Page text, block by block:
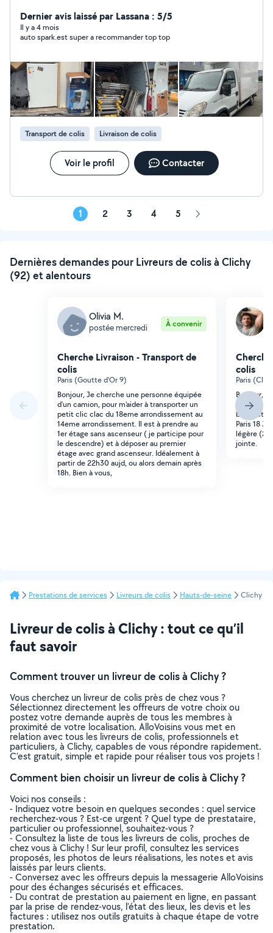
Dernier avis laissé par Lassana : 5/5
Il y a 4 mois
auto spark.est super a recommander top top
Transport de colis Livraison de colis
Voir le profil Contacter
1 2 3 4 5 Page
Dernières demandes pour Livreurs de colis à Clichy
(92) et alentours
Olivia M.
postée mercredi À convenir
Cherche Livraison - Transport de
colis
Paris (Goutte d'Or 9)
Bonjour, Je cherche une personne équipée
d'un camion, pour m'aider à transporter un
petit clic clac du 18eme arrondissement au
14eme arrondissement. Il est à prendre au
1er étage sans ascenseur ( je participe pour
le descendre) et à déposer au premier
étage avec grand ascenseur. Idéalement à
partir de 22h30 aujd, ou alors demain après
18h. Bien à vous,
colis
Paris
Bonjour, J
pourrait s
banquette
Paris 18
légère (25
jointe.
Prestations de services Livreurs de colis Hauts-de-seine Clichy
Livreur de colis à Clichy : tout ce qu’il
faut savoir
Comment trouver un livreur de colis à Clichy ?
Vous cherchez un livreur de colis près de chez vous ?
Sélectionnez directement les offreurs de votre choix ou
postez votre demande auprès de tous les membres à
proximité de votre localisation. AlloVoisins vous met en
relation avec tous les livreurs de colis, professionnels et
particuliers, à Clichy, capables de vous répondre rapidement.
C’est gratuit, simple et rapide pour réaliser tous vos projets !
Comment bien choisir un livreur de colis à Clichy ?
Voici nos conseils :
- Indiquez votre besoin en quelques secondes : quel service
recherchez-vous ? Est-ce urgent ? Quel type de prestataire,
particulier ou professionnel, souhaitez-vous ?
- Consultez la liste de tous les livreurs de colis, proches de
chez vous à Clichy ! Sur leur profil, consultez les services
proposés, les photos de leurs réalisations, les notes et avis
laissés par leurs clients.
- Conversez avec les offreurs depuis la messagerie AlloVoisins
pour des échanges sécurisés et efficaces.
- Du contrat de prestation au paiement en ligne, en passant
par la prise de rendez-vous, l’état des lieux, les devis et les
factures : utilisez nos outils gratuits à chaque étape de votre
prestation.